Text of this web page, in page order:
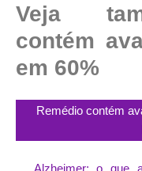
Veja
contém
em 60%
Remédio contém
Alzheimer: o que